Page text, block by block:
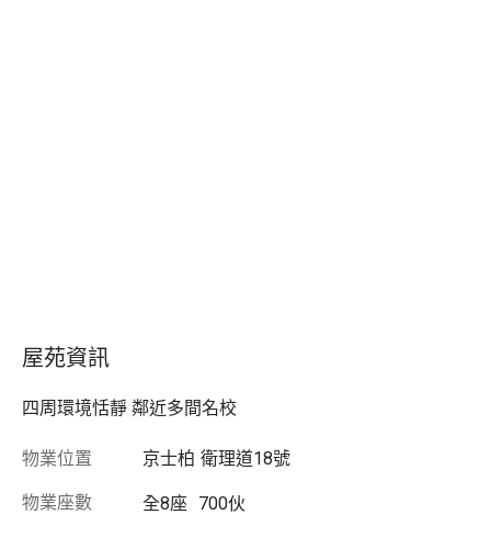
屋苑資訊
四周環境恬靜 鄰近多間名校
物業位置 京士柏 衛理道18號
物業座數 全8座 700伙